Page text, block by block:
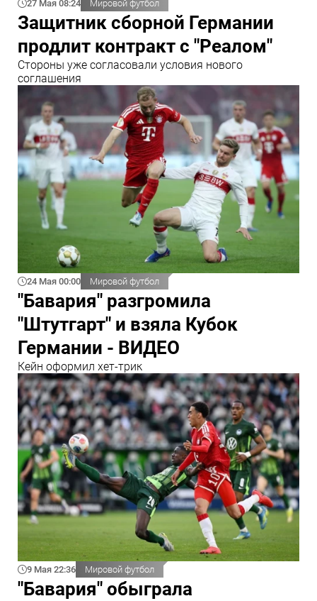
27 Мая 08:24 Мировой футбол
Защитник сборной Германии
продлит контракт с "Реалом"
Стороны уже согласовали условия нового
соглашения
24 Мая 00:00 Мировой футбол
"Бавария" разгромила
"Штутгарт" и взяла Кубок
Германии - ВИДЕО
Кейн оформил хет-трик
9 Мая 22:36 Мировой футбол
"Бавария" обыграла